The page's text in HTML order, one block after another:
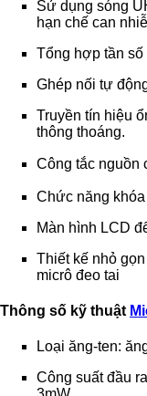
Sử dụng sóng
hạn chế can
Tổng hợp tần số
Ghép nối tự
Truyền tín hiệu
thông thoáng.
Công tắc nguồn
Chức năng khóa
Màn hình LCD
Thiết kế nhỏ
micrô đeo tai
Thông số kỹ thuật
Loại ăng-ten:
Công suất đầu